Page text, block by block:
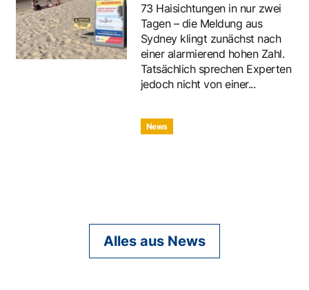
73 Haisichtungen in nur zwei
Tagen – die Meldung aus
Sydney klingt zunächst nach
einer alarmierend hohen Zahl.
Tatsächlich sprechen Experten
jedoch nicht von einer...
News
Alles aus News